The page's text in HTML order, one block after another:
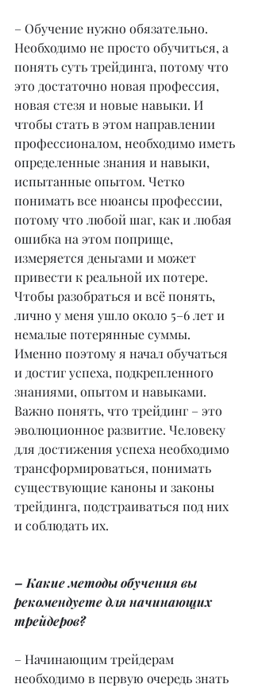
– Обучение нужно обязательно.
Необходимо не просто обучиться, а
понять суть трейдинга, потому что
это достаточно новая профессия,
новая стезя и новые навыки. И
чтобы стать в этом направлении
профессионалом, необходимо иметь
определенные знания и навыки,
испытанные опытом. Четко
понимать все нюансы профессии,
потому что любой шаг, как и любая
ошибка на этом поприще,
измеряется деньгами и может
привести к реальной их потере.
Чтобы разобраться и всё понять,
лично у меня ушло около 5–6 лет и
немалые потерянные суммы.
Именно поэтому я начал обучаться
и достиг успеха, подкрепленного
знаниями, опытом и навыками.
Важно понять, что трейдинг – это
эволюционное развитие. Человеку
для достижения успеха необходимо
трансформироваться, понимать
существующие каноны и законы
трейдинга, подстраиваться под них
и соблюдать их.
– Какие методы обучения вы
рекомендуете для начинающих
трейдеров?
– Начинающим трейдерам
необходимо в первую очередь знать